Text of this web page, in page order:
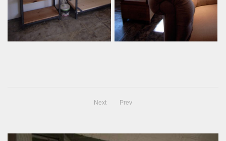
Prev
Next